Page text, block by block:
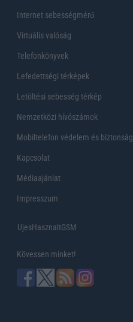
Internet sebességmérő
Virtuális valóság
Telefonkönyvek
Lefedettségi térképek
Letöltési sebesség térkép
Nemzetközi hívószámok
Mobiltelefon védelem és biztonság
Kapcsolat
Médiaajánlat
Impresszum
UjesHasznaltGSM
Kövessen minket!